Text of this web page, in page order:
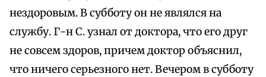
нездоровым. В субботу он не являлся на
службу. Г-н С. узнал от доктора, что его друг
не совсем здоров, причем доктор объяснил,
что ничего серьезного нет. Вечером в субботу